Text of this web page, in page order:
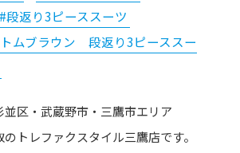
#段返り3ピーススーツ
ムブラウン 段返り3ピーススー
区・武蔵野市・三鷹市エリア
トレファクスタイル三鷹店です。